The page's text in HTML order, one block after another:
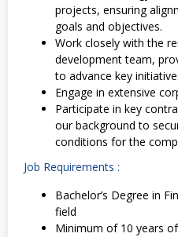
projects, ensuring
goals and objectives.
Work closely with the
development team,
to advance key
Engage in extensive
Participate in key
our background to
conditions for the
Job Requirements :
Bachelor’s Degree in
field
Minimum of 10 years